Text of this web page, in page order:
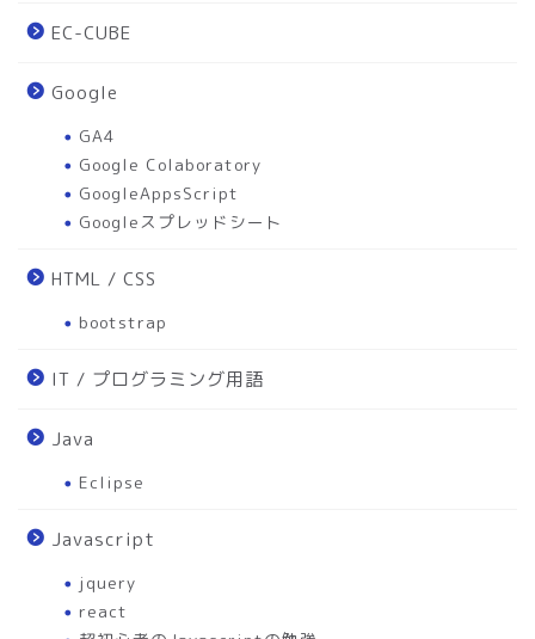
EC-CUBE
Google
GA4
Google Colaboratory
GoogleAppsScript
Googleスプレッドシート
HTML / CSS
bootstrap
IT / プログラミング用語
Java
Eclipse
Javascript
jquery
react